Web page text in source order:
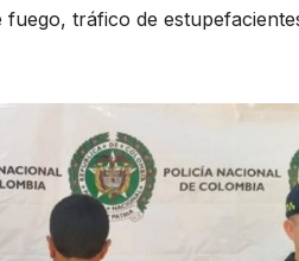
tráfico de